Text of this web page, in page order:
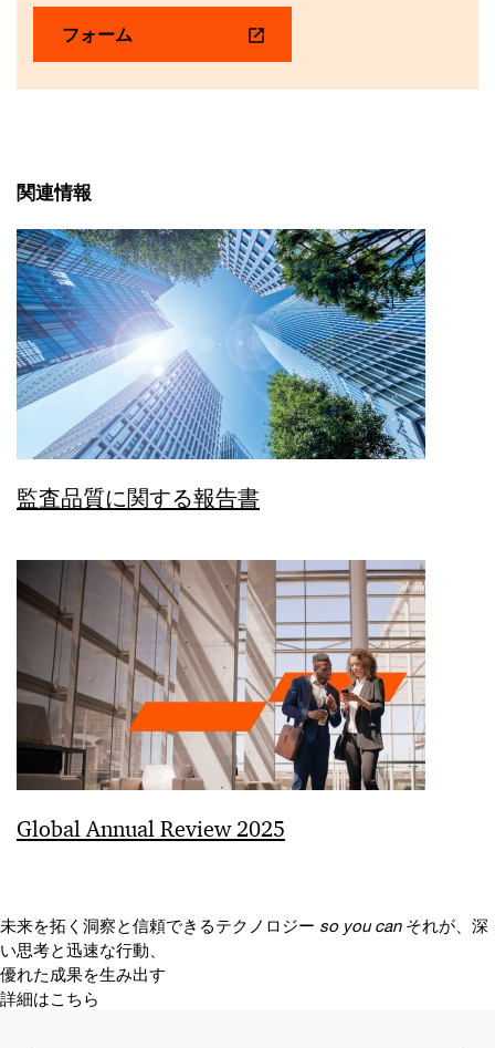
フォーム
関連情報
監査品質に関する報告書
Global Annual Review 2025
未来を拓く洞察と信頼できるテクノロジー so you can それが、深
い思考と迅速な行動、
優れた成果を生み出す
詳細はこちら